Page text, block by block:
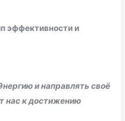
эффективности и
и направлять своё
нас к достижению